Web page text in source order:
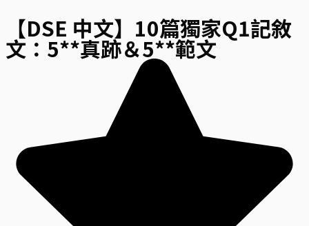
【DSE 中文】10篇獨家Q1記敘
文：5**真跡＆5**範文